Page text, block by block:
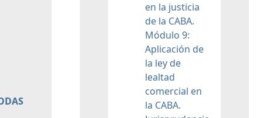
en la justicia
de la CABA.
Módulo 9:
Aplicación de
la ley de
lealtad
comercial en
la CABA.